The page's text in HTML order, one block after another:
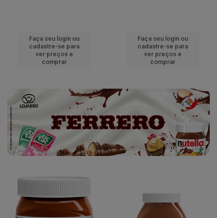
Faça seu login ou
cadastre-se para
ver preços e
comprar
Faça seu login ou
cadastre-se para
ver preços e
comprar